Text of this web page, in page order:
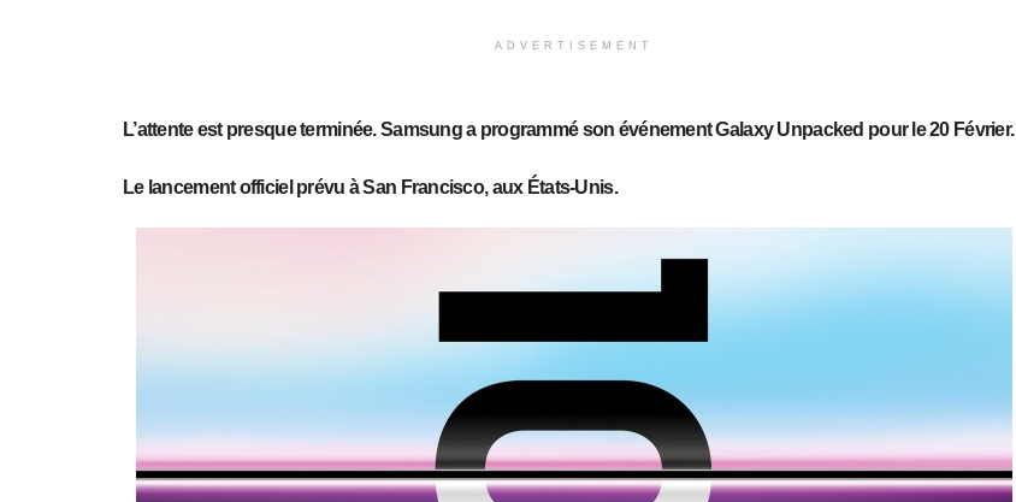
ADVERTISEMENT
L’attente est presque terminée. Samsung a programmé son événement Galaxy Unpacked pour le 20 Février.
Le lancement officiel prévu à San Francisco, aux États-Unis.